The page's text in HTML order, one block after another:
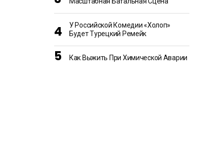
У Российской Комедии «Холоп»
Будет Турецкий Ремейк
Как Выжить При Химической Аварии